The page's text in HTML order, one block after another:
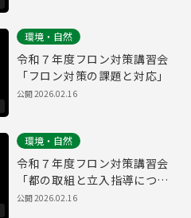
環境・自然
令和７年度フロン対策講習会
「フロン対策の課題と対応」
公開2026.02.16
環境・自然
令和７年度フロン対策講習会
「都の取組と立入指導につい
て」
公開2026.02.16